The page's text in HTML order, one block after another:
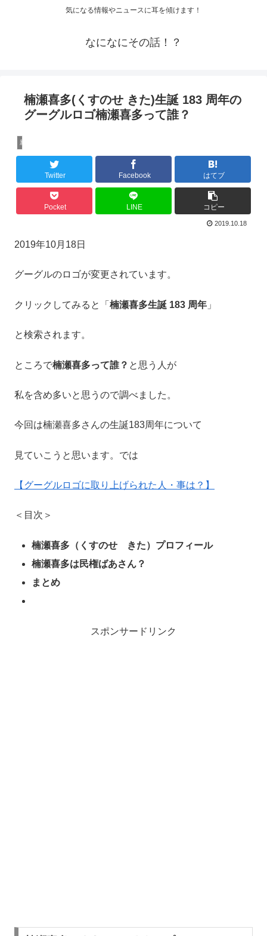
気になる情報やニュースに耳を傾けます！
なになにその話！？
楠瀬喜多(くすのせ きた)生誕 183 周年の
グーグルロゴ楠瀬喜多って誰？
新聞・ニュース・雑学
Twitter Facebook はてブ
Pocket LINE コピー
2019.10.18
2019年10月18日
グーグルのロゴが変更されています。
クリックしてみると「 楠瀬喜多生誕 183 周年 」
と検索されます。
ところで楠瀬喜多って誰？ と思う人が
私を含め多いと思うので調べました。
今回は楠瀬喜多さんの生誕183周年について
見ていこうと思います。では
【グーグルロゴに取り上げられた人・事は？】
＜目次＞
楠瀬喜多（くすのせ きた）プロフィール
楠瀬喜多は民権ばあさん？
まとめ
スポンサードリンク